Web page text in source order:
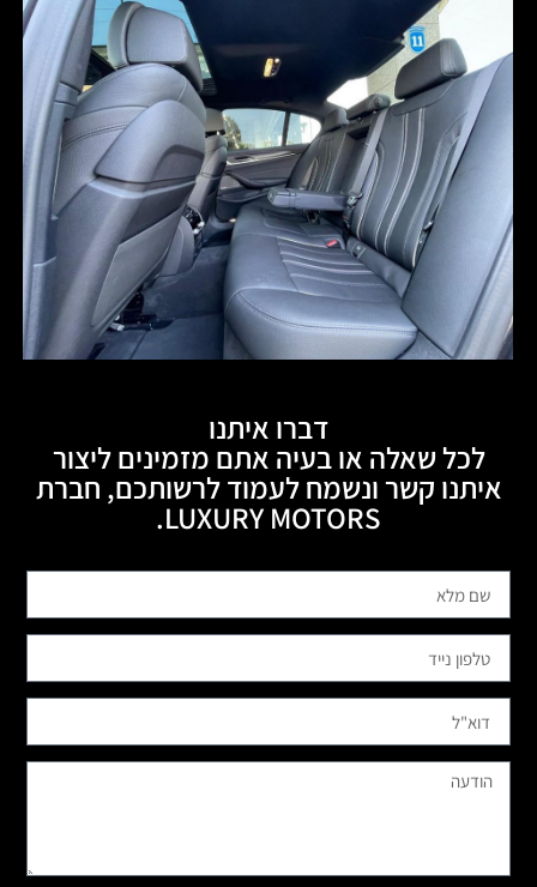
דברו איתנו
לכל שאלה או בעיה אתם מזמינים ליצור
איתנו קשר ונשמח לעמוד לרשותכם, חברת
LUXURY MOTORS.